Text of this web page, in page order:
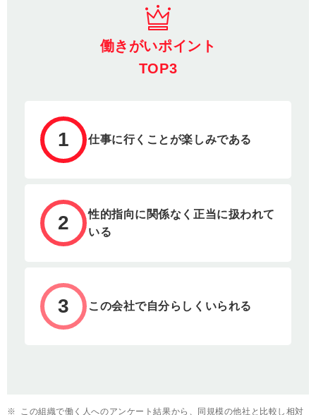
働きがいポイント
TOP3
1 仕事に行くことが楽しみである
2
性的指向に関係なく正当に扱われて
いる
3 この会社で自分らしくいられる
※ この組織で働く人へのアンケート結果から、同規模の他社と比較し相対